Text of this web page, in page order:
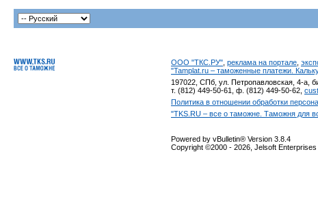
ООО "ТКС.РУ" реклама на портале
"Tamplat.ru – таможенные платежи.
197022, СПб, ул. Петропавловская, 4-а,
т. (812) 449-50-61, ф. (812) 449-50-62,
Политика в отношении обработки
"TKS.RU – все о таможне. Таможня для
Powered by vBulletin® Version 3.8.4
Copyright ©2000 - 2026, Jelsoft